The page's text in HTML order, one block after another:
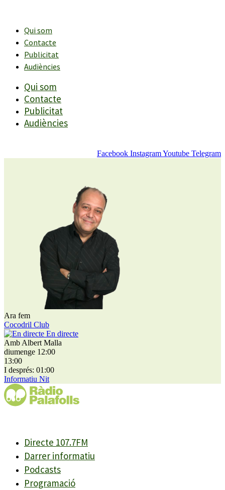
contingutQui som
Contacte
Publicitat
Audiències
Qui som
Contacte
Publicitat
Audiències
Facebook InstagramYoutube Telegram
Ara fem
Cocodril Club
En directe
Amb Albert Malla
diumenge 12:00
13:00
I després: 01:00
Informatiu Nit
Directe 107.7FM
Darrer informatiu
Podcasts
Programació